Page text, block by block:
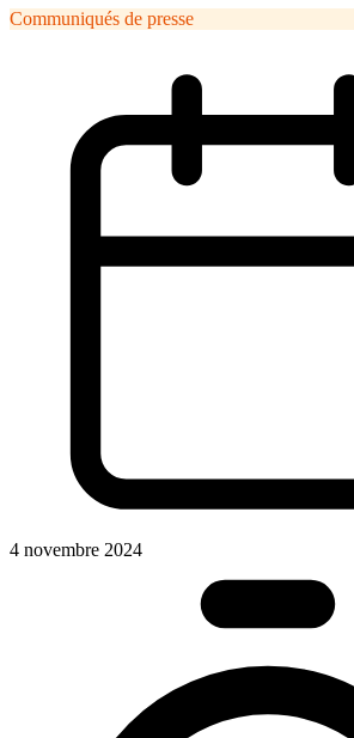
Communiqués de presse
4 novembre 2024